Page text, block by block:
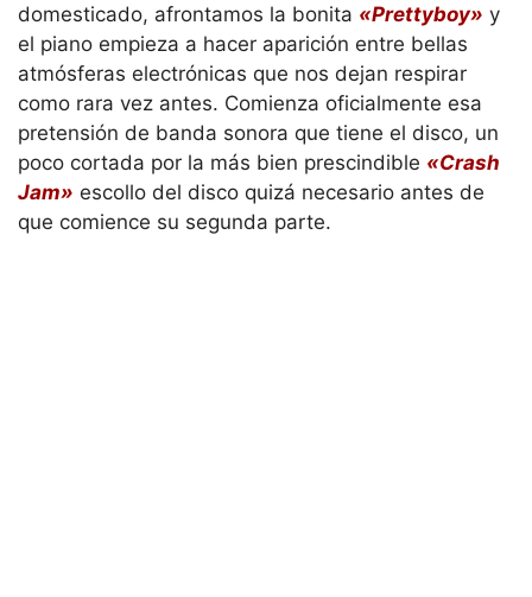
domesticado, afrontamos la bonita «Prettyboy» y
el piano empieza a hacer aparición entre bellas
atmósferas electrónicas que nos dejan respirar
como rara vez antes. Comienza oficialmente esa
pretensión de banda sonora que tiene el disco, un
poco cortada por la más bien prescindible «Crash
Jam» escollo del disco quizá necesario antes de
que comience su segunda parte.